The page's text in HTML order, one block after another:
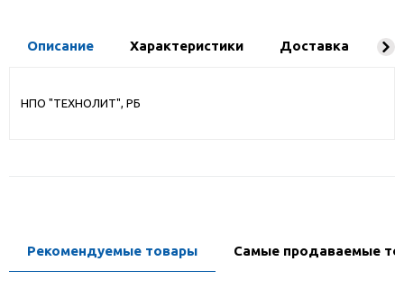
Описание Характеристики Доставка
НПО "ТЕХНОЛИТ", РБ
Рекомендуемые товары Самые продаваемые